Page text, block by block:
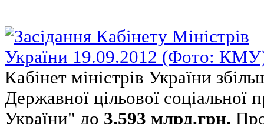
Кабінет міністрів України
Державної цільової соціальної
України" до 3,593 млрд.грн.